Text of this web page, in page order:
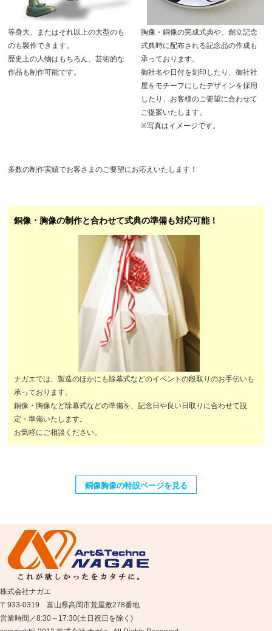
等身大、またはそれ以上の大型のも
のも製作できます。
歴史上の人物はもちろん、芸術的な
作品も制作可能です。
胸像・銅像の完成式典や、創立記念
式典時に配布される記念品の作成も
承っております。
御社名や日付を刻印したり、御社社
屋をモチーフにしたデザインを採用
したり、お客様のご要望に合わせて
ご提案いたします。
※写真はイメージです。
多数の制作実績でお客さまのご要望にお応えいたします！
銅像・胸像の制作と合わせて式典の準備も対応可能！
ナガエでは、製造のほかにも除幕式などのイベントの段取りのお手伝いも
承っております。
銅像・胸像など除幕式などの準備を、記念日や良い日取りに合わせて設
定・準備いたします。
お気軽にご相談ください。
銅像胸像の特設ページを見る
株式会社ナガエ
〒933-0319 富山県高岡市荒屋敷278番地
営業時間／8:30～17:30(土日祝日を除く)